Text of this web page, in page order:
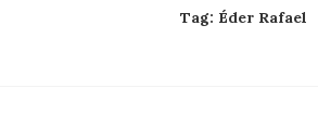
Tag: Éder Rafael